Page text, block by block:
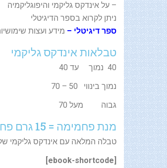
– על אינדקס גליקמי והיפוגליקמיה
ניתן לקרוא בספר הדיגיטלי
ספר דיגיטלי – מידע ועצות
טבלאות אינדקס גליקמי
40 נמוך עד 40
נמוך בינווי 50 – 70
גבוה מעל 70
מנת פחמימה = 15 גרם פחמימות
טבלה המלאה עם אינדקס גליקמי של
[ebook-shortcode]